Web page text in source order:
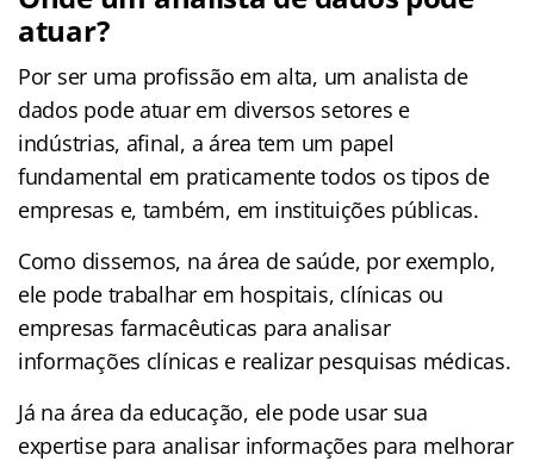
atuar?
Por ser uma profissão em alta, um analista de
dados pode atuar em diversos setores e
indústrias, afinal, a área tem um papel
fundamental em praticamente todos os tipos de
empresas e, também, em instituições públicas.
Como dissemos, na área de saúde, por exemplo,
ele pode trabalhar em hospitais, clínicas ou
empresas farmacêuticas para analisar
informações clínicas e realizar pesquisas médicas.
Já na área da educação, ele pode usar sua
expertise para analisar informações para melhorar